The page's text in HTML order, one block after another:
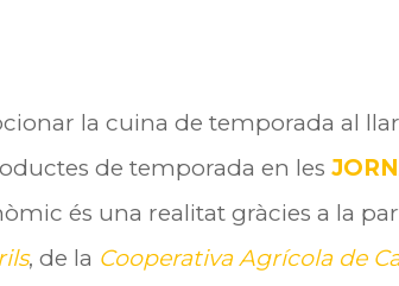
la cuina de temporada al
de temporada en les
és una realitat gràcies a la
, de la Cooperativa Agrícola de